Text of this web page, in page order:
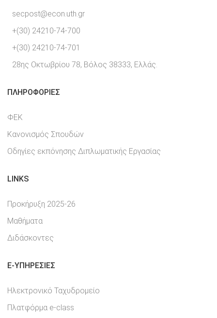
secpost@econ.uth.gr
+(30) 24210-74-700
+(30) 24210-74-701
28ης Οκτωβρίου 78, Βόλος 38333, Ελλάς.
ΠΛΗΡΟΦΟΡΊΕΣ
ΦΕΚ
Κανονισμός Σπουδών
Οδηγίες εκπόνησης Διπλωματικής Εργασίας
LINKS
Προκήρυξη 2025-26
Μαθήματα
Διδάσκοντες
E-YΠΗΡΕΣΊΕΣ
Ηλεκτρονικό Ταχυδρομείο
Πλατφόρμα e-class